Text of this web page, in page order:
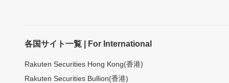
各国サイト一覧 | For International
Rakuten Securities Hong Kong(香港)
Rakuten Securities Bullion(香港)